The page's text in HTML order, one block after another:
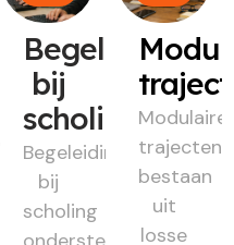
Begeleiding
bij
scholing
Begeleiding
bij
scholing
Modulaire
trajecten
bestaan
uit
losse